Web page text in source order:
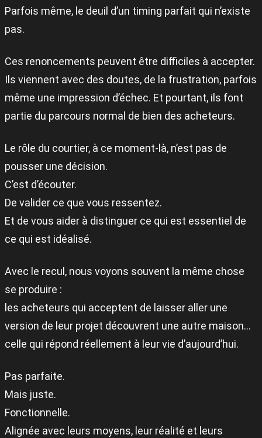
Parfois même, le deuil d’un timing parfait qui n’existe
pas.
Ces renoncements peuvent être difficiles à accepter.
Ils viennent avec des doutes, de la frustration, parfois
même une impression d’échec. Et pourtant, ils font
partie du parcours normal de bien des acheteurs.
Le rôle du courtier, à ce moment-là, n’est pas de
pousser une décision.
C’est d’écouter.
De valider ce que vous ressentez.
Et de vous aider à distinguer ce qui est essentiel de
ce qui est idéalisé.
Avec le recul, nous voyons souvent la même chose
se produire :
les acheteurs qui acceptent de laisser aller une
version de leur projet découvrent une autre maison…
celle qui répond réellement à leur vie d’aujourd’hui.
Pas parfaite.
Mais juste.
Fonctionnelle.
Alignée avec leurs moyens, leur réalité et leurs